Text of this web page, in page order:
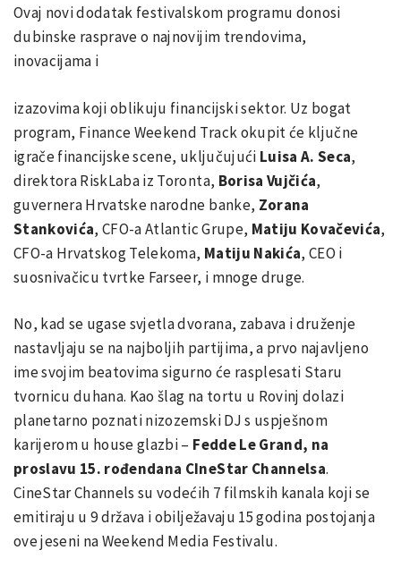
Ovaj novi dodatak festivalskom programu donosi
dubinske rasprave o najnovijim trendovima,
inovacijama i
izazovima koji oblikuju financijski sektor. Uz bogat
program, Finance Weekend Track okupit će ključne
igrače financijske scene, uključujući Luisa A. Seca,
direktora RiskLaba iz Toronta, Borisa Vujčića,
guvernera Hrvatske narodne banke, Zorana
Stankovića, CFO-a Atlantic Grupe, Matiju Kovačevića,
CFO-a Hrvatskog Telekoma, Matiju Nakića, CEO i
suosnivačicu tvrtke Farseer, i mnoge druge.
No, kad se ugase svjetla dvorana, zabava i druženje
nastavljaju se na najboljih partijima, a prvo najavljeno
ime svojim beatovima sigurno će rasplesati Staru
tvornicu duhana. Kao šlag na tortu u Rovinj dolazi
planetarno poznati nizozemski DJ s uspješnom
karijerom u house glazbi – Fedde Le Grand, na
proslavu 15. rođendana CIneStar Channelsa.
CineStar Channels su vodećih 7 filmskih kanala koji se
emitiraju u 9 država i obilježavaju 15 godina postojanja
ove jeseni na Weekend Media Festivalu.